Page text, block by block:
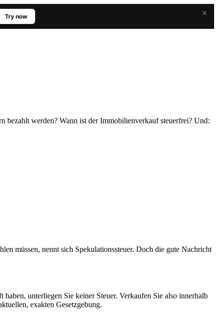
×
Try now
bezahlt werden? Wann ist der Immobilienverkauf steuerfrei? Und:
müssen, nennt sich Spekulationssteuer. Doch die gute Nachricht
unterliegen Sie keiner Steuer. Verkaufen Sie also innerhalb
exakten Gesetzgebung.